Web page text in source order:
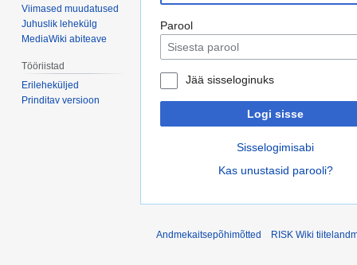
Parool
Jää sisseloginuks
Logi sisse
Sisselogimisabi
Kas unustasid parooli?
Viimased muudatused
Juhuslik lehekülg
MediaWiki abiteave
Tööriistad
Erileheküljed
Prinditav versioon
Andmekaitsepõhimõtted RISK Wiki